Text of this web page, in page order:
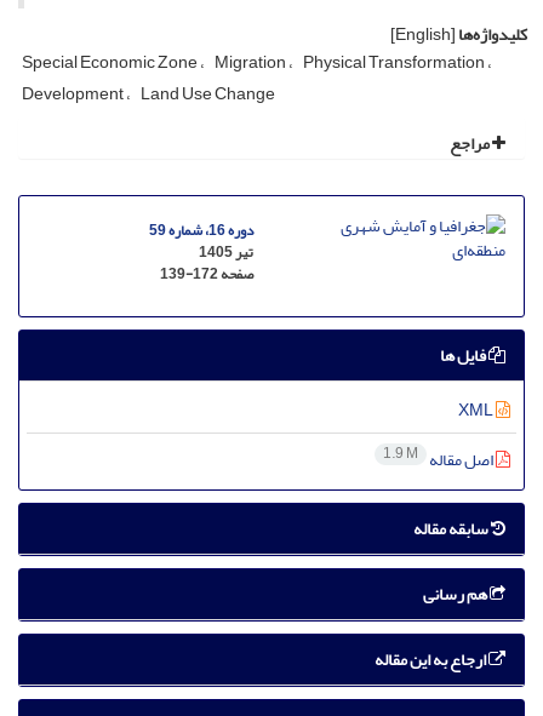
کلیدواژه‌ها[English]
Special Economic Zone Migration Physical Transformation
Development Land Use Change
مراجع
دوره 16، شماره 59
تیر 1405
صفحه139-172
فایل ها
اصل مقاله 1.9 M
سابقه مقاله
هم رسانی
ارجاع به این مقاله